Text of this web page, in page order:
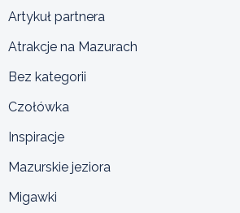
Artykuł partnera
Atrakcje na Mazurach
Bez kategorii
Czołówka
Inspiracje
Mazurskie jeziora
Migawki